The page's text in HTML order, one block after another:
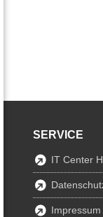
SERVICE
IT Center
Impressum